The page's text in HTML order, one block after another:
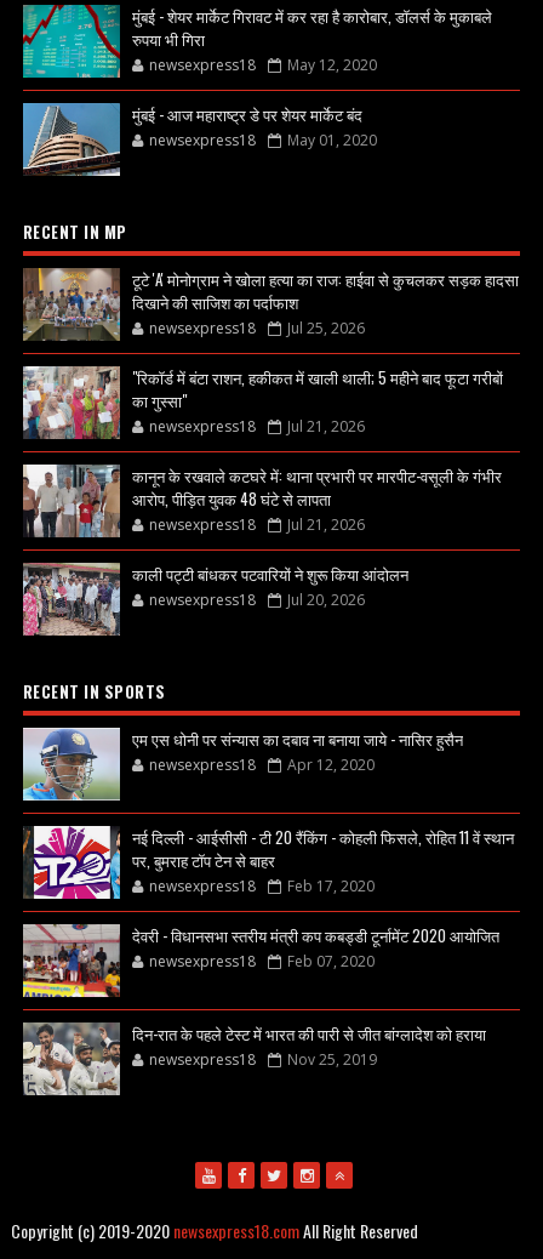
मुंबई - शेयर मार्केट गिरावट में कर रहा है कारोबार, डॉलर्स के मुकाबले
रुपया भी गिरा
newsexpress18 May 12, 2020
मुंबई - आज महाराष्ट्र डे पर शेयर मार्केट बंद
newsexpress18 May 01, 2020
RECENT IN MP
टूटे 'A' मोनोग्राम ने खोला हत्या का राज: हाईवा से कुचलकर सड़क हादसा
दिखाने की साजिश का पर्दाफाश
newsexpress18 Jul 25, 2026
"रिकॉर्ड में बंटा राशन, हकीकत में खाली थाली; 5 महीने बाद फूटा गरीबों
का गुस्सा"
newsexpress18 Jul 21, 2026
कानून के रखवाले कटघरे में: थाना प्रभारी पर मारपीट-वसूली के गंभीर
आरोप, पीड़ित युवक 48 घंटे से लापता
newsexpress18 Jul 21, 2026
काली पट्टी बांधकर पटवारियों ने शुरू किया आंदोलन
newsexpress18 Jul 20, 2026
RECENT IN SPORTS
एम एस धोनी पर संन्यास का दबाव ना बनाया जाये - नासिर हुसैन
newsexpress18 Apr 12, 2020
नई दिल्ली - आईसीसी - टी 20 रैंकिंग - कोहली फिसले, रोहित 11 वें स्थान
पर, बुमराह टॉप टेन से बाहर
newsexpress18 Feb 17, 2020
देवरी - विधानसभा स्तरीय मंत्री कप कबड्डी टूर्नामेंट 2020 आयोजित
newsexpress18 Feb 07, 2020
दिन-रात के पहले टेस्ट में भारत की पारी से जीत बांग्लादेश को हराया
newsexpress18 Nov 25, 2019
Copyright (c) 2019-2020newsexpress18.comAll Right Reserved